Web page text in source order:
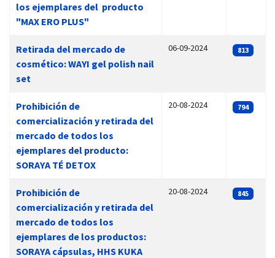
los ejemplares del producto
"MAX ERO PLUS"
Retirada del mercado de
cosmético: WAYI gel polish nail
set
06-09-2024 813
Prohibición de
comercialización y retirada del
mercado de todos los
ejemplares del producto:
SORAYA TÉ DETOX
20-08-2024 794
Prohibición de
comercialización y retirada del
mercado de todos los
ejemplares de los productos:
SORAYA cápsulas, HHS KUKA
20-08-2024 845